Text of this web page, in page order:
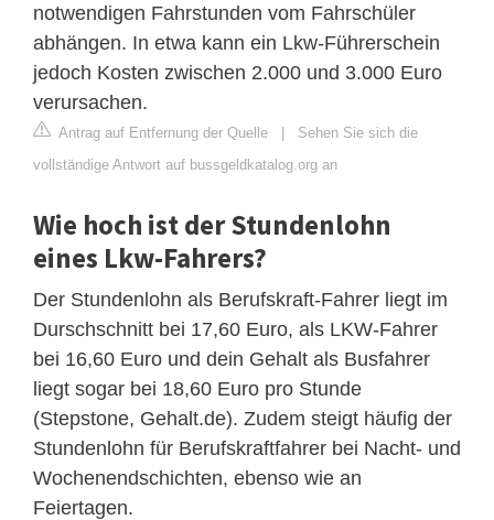
notwendigen Fahrstunden vom Fahrschüler
abhängen. In etwa kann ein Lkw-Führerschein
jedoch Kosten zwischen 2.000 und 3.000 Euro
verursachen.
Antrag auf Entfernung der Quelle | Sehen Sie sich die
vollständige Antwort auf bussgeldkatalog.org an
Wie hoch ist der Stundenlohn
eines Lkw-Fahrers?
Der Stundenlohn als Berufskraft-Fahrer liegt im
Durschschnitt bei 17,60 Euro, als LKW-Fahrer
bei 16,60 Euro und dein Gehalt als Busfahrer
liegt sogar bei 18,60 Euro pro Stunde
(Stepstone, Gehalt.de). Zudem steigt häufig der
Stundenlohn für Berufskraftfahrer bei Nacht- und
Wochenendschichten, ebenso wie an
Feiertagen.